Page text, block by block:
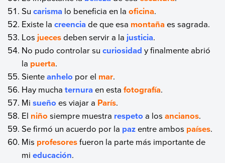
Sucarisma lo beneficia en laoficina.
Existe lacreencia de que esa montaña es sagrada.
Los juecesdeben servir a la justicia.
No pudo controlar sucuriosidad y finalmente abrió
la puerta.
Sienteanhelo por el mar.
Hay muchaternura en estafotografía.
Misueño es viajar a París.
El niño siempre muestra respeto a losancianos.
Se firmó un acuerdo por la pazentre ambos países.
Mis profesoresfueron la parte más importante de
mieducación.